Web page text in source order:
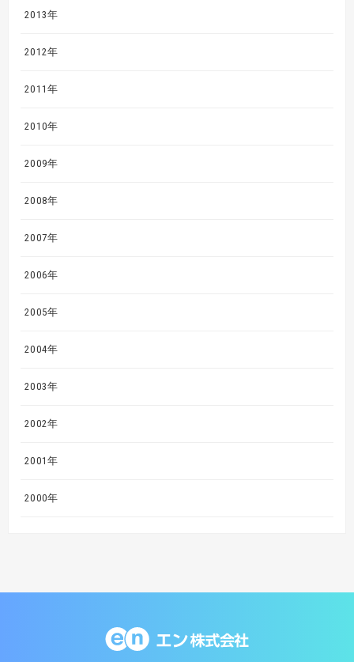
2013年
2012年
2011年
2010年
2009年
2008年
2007年
2006年
2005年
2004年
2003年
2002年
2001年
2000年